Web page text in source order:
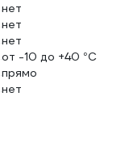
нет
нет
нет
от -10 до +40 °С
прямо
нет